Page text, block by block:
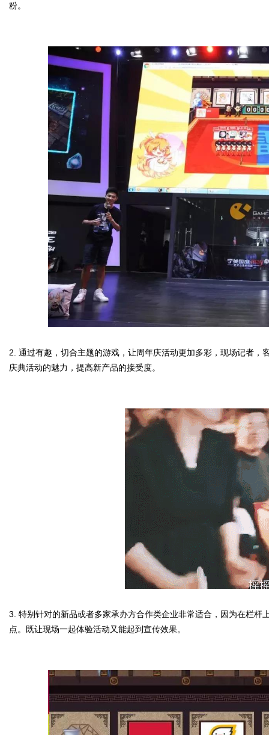
粉。
2. 通过有趣，切合主题的游戏，让周年庆活动更加多彩，现场记者
庆典活动的魅力，提高新产品的接受度。
3. 特别针对的新品或者多家承办方合作类企业非常适合，因为在栏
点。既让现场一起体验活动又能起到宣传效果。